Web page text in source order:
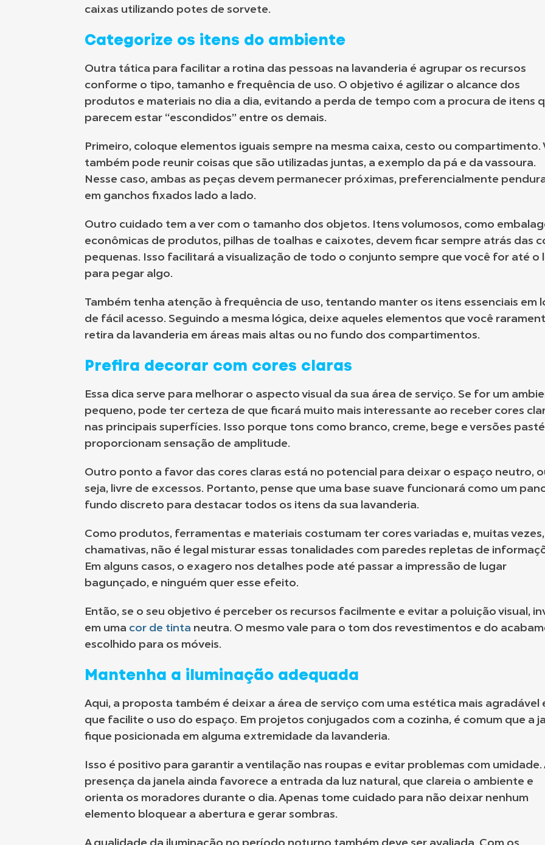
caixas utilizando potes de sorvete.
Categorize os itens do ambiente
Outra tática para facilitar a rotina das pessoas na lavanderia é agrupar os recursos
conforme o tipo, tamanho e frequência de uso. O objetivo é agilizar o alcance dos
produtos e materiais no dia a dia, evitando a perda de tempo com a procura de itens
parecem estar “escondidos” entre os demais.
Primeiro, coloque elementos iguais sempre na mesma caixa, cesto ou compartimento.
também pode reunir coisas que são utilizadas juntas, a exemplo da pá e da vassoura.
Nesse caso, ambas as peças devem permanecer próximas, preferencialmente
em ganchos fixados lado a lado.
Outro cuidado tem a ver com o tamanho dos objetos. Itens volumosos, como
econômicas de produtos, pilhas de toalhas e caixotes, devem ficar sempre atrás das
pequenas. Isso facilitará a visualização de todo o conjunto sempre que você for até o
para pegar algo.
Também tenha atenção à frequência de uso, tentando manter os itens essenciais em
de fácil acesso. Seguindo a mesma lógica, deixe aqueles elementos que você
retira da lavanderia em áreas mais altas ou no fundo dos compartimentos.
Prefira decorar com cores claras
Essa dica serve para melhorar o aspecto visual da sua área de serviço. Se for um
pequeno, pode ter certeza de que ficará muito mais interessante ao receber cores
nas principais superfícies. Isso porque tons como branco, creme, bege e versões
proporcionam sensação de amplitude.
Outro ponto a favor das cores claras está no potencial para deixar o espaço neutro,
seja, livre de excessos. Portanto, pense que uma base suave funcionará como um
fundo discreto para destacar todos os itens da sua lavanderia.
Como produtos, ferramentas e materiais costumam ter cores variadas e, muitas vezes,
chamativas, não é legal misturar essas tonalidades com paredes repletas de
Em alguns casos, o exagero nos detalhes pode até passar a impressão de lugar
bagunçado, e ninguém quer esse efeito.
Então, se o seu objetivo é perceber os recursos facilmente e evitar a poluição visual,
em uma cor de tinta neutra. O mesmo vale para o tom dos revestimentos e do
escolhido para os móveis.
Mantenha a iluminação adequada
Aqui, a proposta também é deixar a área de serviço com uma estética mais agradável
que facilite o uso do espaço. Em projetos conjugados com a cozinha, é comum que a
fique posicionada em alguma extremidade da lavanderia.
Isso é positivo para garantir a ventilação nas roupas e evitar problemas com umidade.
presença da janela ainda favorece a entrada da luz natural, que clareia o ambiente e
orienta os moradores durante o dia. Apenas tome cuidado para não deixar nenhum
elemento bloquear a abertura e gerar sombras.